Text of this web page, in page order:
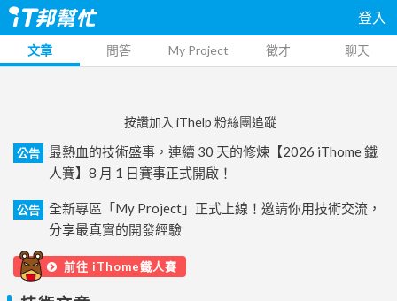
登入
文章 問答 My Project 徵才 聊天
按讚加入 iThelp 粉絲團追蹤
公告
最熱血的技術盛事，連續 30 天的修煉【2026 iThome 鐵
人賽】8 月 1 日賽事正式開啟！
公告
全新專區「My Project」正式上線！邀請你用技術交流，
分享最真實的開發經驗
前往 iThome鐵人賽